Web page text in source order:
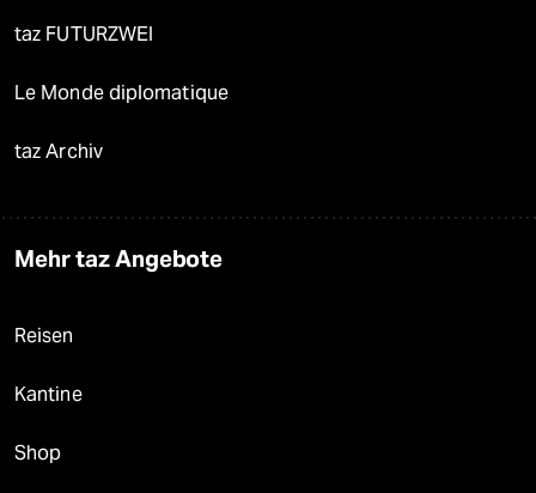
taz FUTURZWEI
Le Monde diplomatique
taz Archiv
Mehr taz Angebote
Reisen
Kantine
Shop